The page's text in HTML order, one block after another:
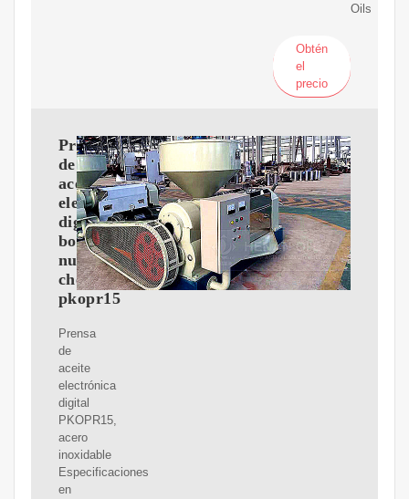
Oils
Obtén
el
precio
Prensa
de
aceite
electrónica
digital
bolivia
nutri-
chef
pkopr15
Prensa
de
aceite
electrónica
digital
PKOPR15,
acero
inoxidable
Especificaciones
en